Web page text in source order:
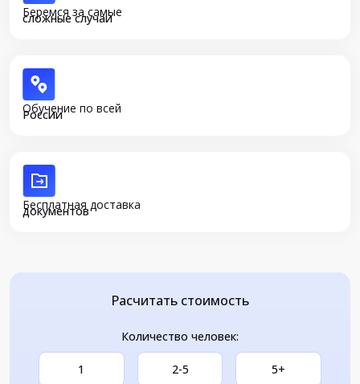
Беремся за самые
сложные случаи
Обучение по всей
России
Бесплатная доставка
документов
Расчитать стоимость
Количество человек:
1 2-5 5+